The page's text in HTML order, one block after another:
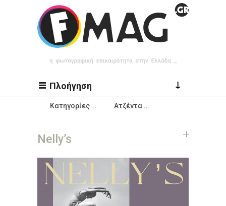
Παράκαμψη προς το κυρίως περιεχόμενο
Πλοήγηση ↓
Κατηγορίες … Ατζέντα …
Nelly’s